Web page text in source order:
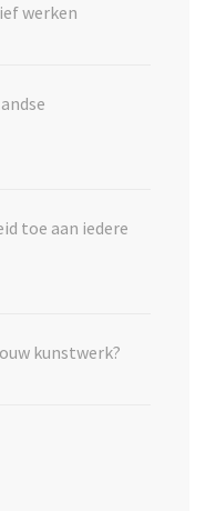
werken
toe aan iedere
kunstwerk?